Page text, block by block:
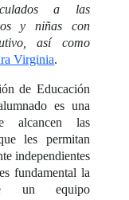
a las
y niñas con
así como
Virginia.
de Educación
es una
alcancen las
les permitan
independientes
fundamental la
un equipo